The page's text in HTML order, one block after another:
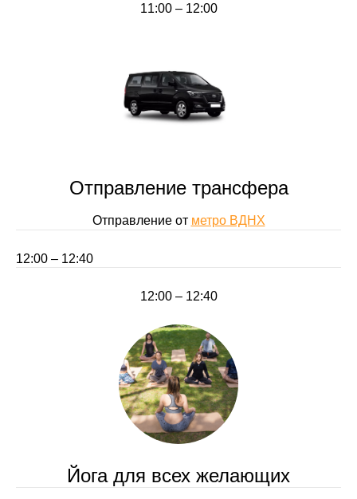
11:00 – 12:00
Отправление трансфера
Отправление от метро ВДНХ
12:00 – 12:40
12:00 – 12:40
Йога для всех желающих